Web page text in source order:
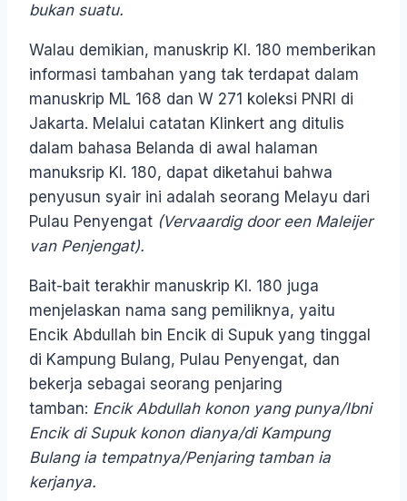
bukan suatu.
Walau demikian, manuskrip KI. 180 memberikan
informasi tambahan yang tak terdapat dalam
manuskrip ML 168 dan W 271 koleksi PNRI di
Jakarta. Melalui catatan Klinkert ang ditulis
dalam bahasa Belanda di awal halaman
manuksrip KI. 180, dapat diketahui bahwa
penyusun syair ini adalah seorang Melayu dari
Pulau Penyengat (Vervaardig door een Maleijer
van Penjengat).
Bait-bait terakhir manuskrip KI. 180 juga
menjelaskan nama sang pemiliknya, yaitu
Encik Abdullah bin Encik di Supuk yang tinggal
di Kampung Bulang, Pulau Penyengat, dan
bekerja sebagai seorang penjaring
tamban: Encik Abdullah konon yang punya/Ibni
Encik di Supuk konon dianya/di Kampung
Bulang ia tempatnya/Penjaring tamban ia
kerjanya.